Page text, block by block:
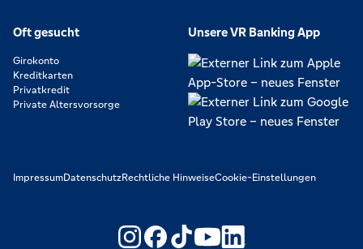
Oft gesucht
Girokonto
Kreditkarten
Privatkredit
Private Altersvorsorge
Unsere VR Banking App
ImpressumDatenschutzRechtliche HinweiseCookie-Einstellungen
https://www.youtube.com/
https://